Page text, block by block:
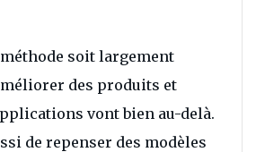
soit largement
des produits et
vont bien au-delà.
de repenser des modèles